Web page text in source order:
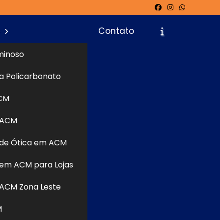
Policarbonato
Ótica em ACM
ACM para Lojas
Zona Leste
Contato
o lugar
de